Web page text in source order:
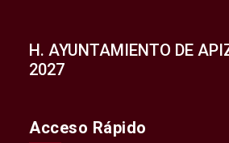
H. AYUNTAMIENTO DE
2027
Acceso Rápido